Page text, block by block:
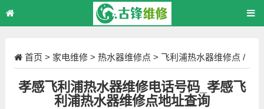
首页 > 家电维修> 热水器维修点 > 飞利浦热水器维修点 /
正文
孝感飞利浦热水器维修电话号码_孝感飞
利浦热水器维修点地址查询